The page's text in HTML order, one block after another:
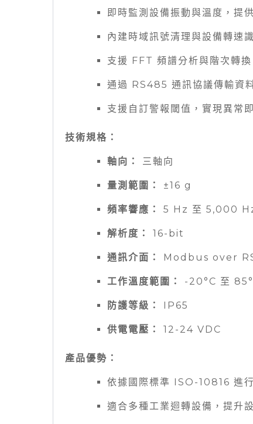
即時監測設備振動與溫度，提
內建時域訊號清理與設備轉速
支援 FFT 頻譜分析與階次轉換
通過 RS485 通訊協議傳輸資
支援自訂警報閾值，實現異常
技術規格：
軸向： 三軸向
量測範圍： ±16 g
頻率響應： 5 Hz 至 5,000
解析度： 16-bit
通訊介面： Modbus over
工作溫度範圍： -20°C 至
防護等級： IP65
供電電壓： 12-24 VDC
產品優勢：
依據國際標準 ISO-10816 進
適合多種工業迴轉設備，提升